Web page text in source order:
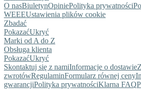
O nasBiuletynOpiniePolityka prywatności
WEEEUstawienia plików cookie
Zbadać
PokazaćUkryć
Marki od A do Z
Obsługa klienta
PokazaćUkryć
Skontaktuj się z namiInformacje o dostawie
zwrotówRegulaminFormularz równej ceny
gwarancjiPolityka prywatnościKlarna FAQ